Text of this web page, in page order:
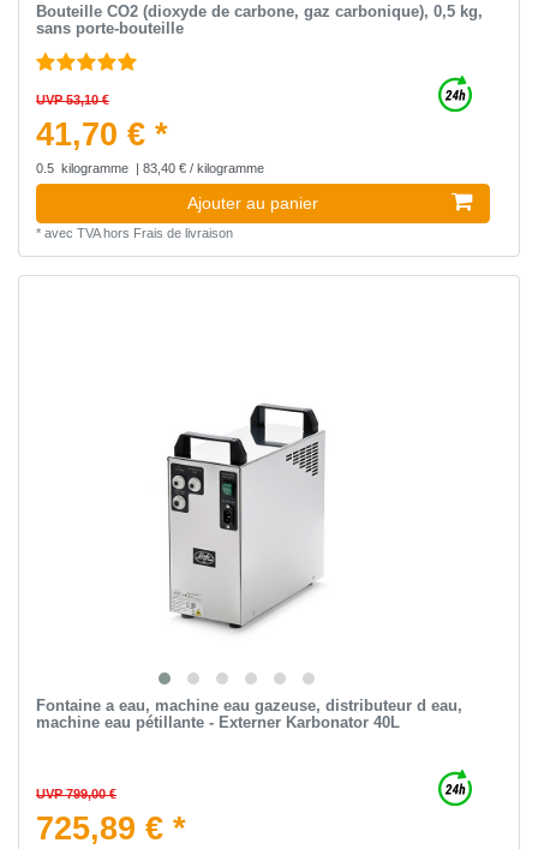
Bouteille CO2 (dioxyde de carbone, gaz carbonique), 0,5 kg,
sans porte-bouteille
UVP 53,10 €
41,70 € *
0.5 kilogramme | 83,40 € / kilogramme
Ajouter au panier
* avec TVAhors Frais de livraison
Fontaine a eau, machine eau gazeuse, distributeur d eau,
machine eau pétillante - Externer Karbonator 40L
UVP 799,00 €
725,89 € *